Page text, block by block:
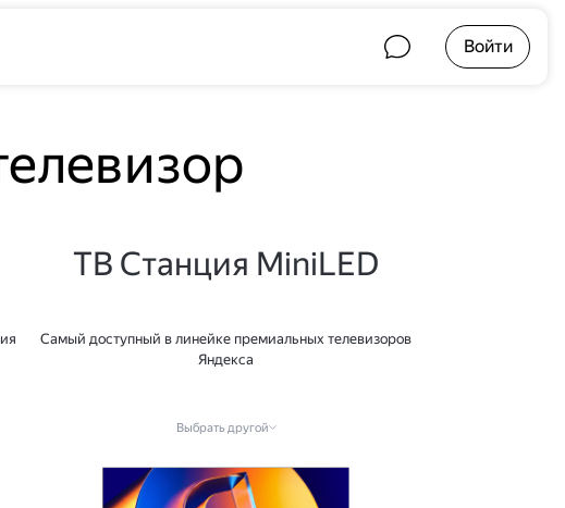
Войти
ТВ Станция MiniLED
Самый доступный в линейке премиальных телевизоров
Яндекса
Выбрать другой